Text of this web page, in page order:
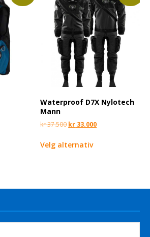
Waterproof D7X Nylotech
Mann
kr37.500 kr 33.000
Velg alternativ